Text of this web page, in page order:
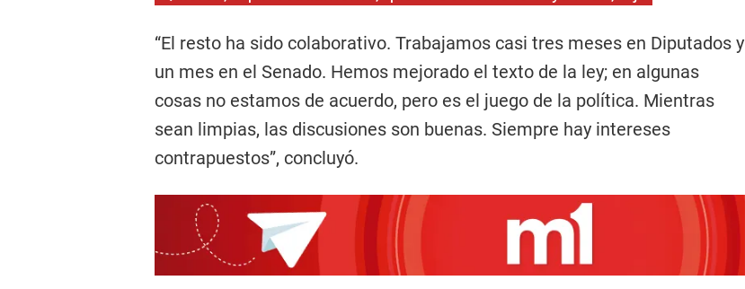
“El resto ha sido colaborativo. Trabajamos casi tres meses en Diputados y
un mes en el Senado. Hemos mejorado el texto de la ley; en algunas
cosas no estamos de acuerdo, pero es el juego de la política. Mientras
sean limpias, las discusiones son buenas. Siempre hay intereses
contrapuestos”, concluyó.